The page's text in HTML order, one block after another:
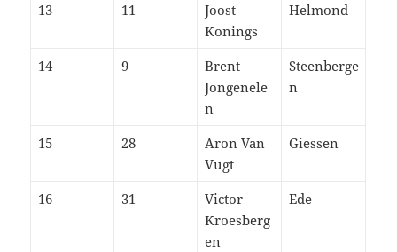
13 11
Joost
Konings
Helmond
14 9
Brent
Jongenele
n
Steenberge
n
15 28
Aron Van
Vugt
Giessen
16 31
Victor
Kroesberg
en
Ede